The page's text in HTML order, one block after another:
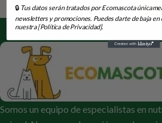
Seleccionar Opciones
Somos un equipo de especialistas en
🔒 Tus datos serán tratados por Ecomascota
newsletters y promociones. Puedes darte de baja
nuestra [Política de Privacidad].